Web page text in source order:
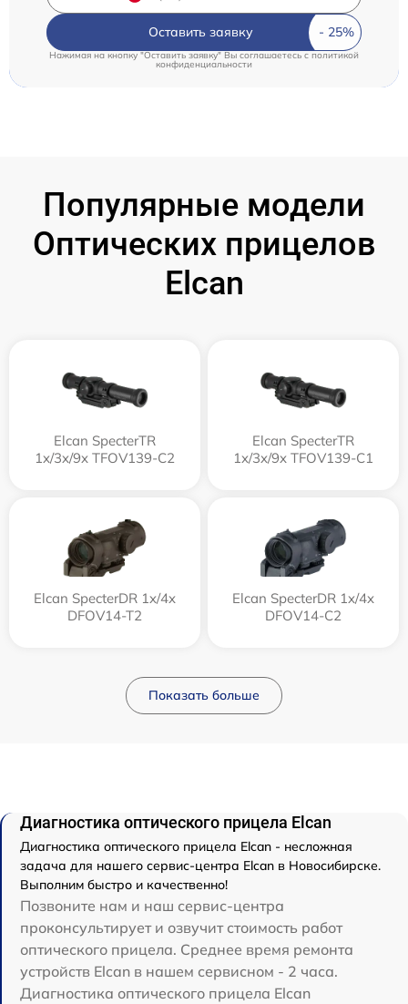
Оставить заявку
Нажимая на кнопку "Оставить заявку" Вы соглашаетесь c политикой
конфиденциальности
Популярные модели
Оптических прицелов
Elcan
Elcan SpecterTR
1x/3x/9x TFOV139-C2
Elcan SpecterTR
1x/3x/9x TFOV139-C1
Elcan SpecterDR 1x/4x
DFOV14-T2
Elcan SpecterDR 1x/4x
DFOV14-C2
Показать больше
Диагностика оптического прицела Elcan
Диагностика оптического прицела Elcan - несложная
задача для нашего сервис-центра Elcan в Новосибирске.
Выполним быстро и качественно!
Позвоните нам и наш сервис-центра
проконсультирует и озвучит стоимость работ
оптического прицела. Среднее время ремонта
устройств Elcan в нашем сервисном - 2 часа.
Диагностика оптического прицела Elcan